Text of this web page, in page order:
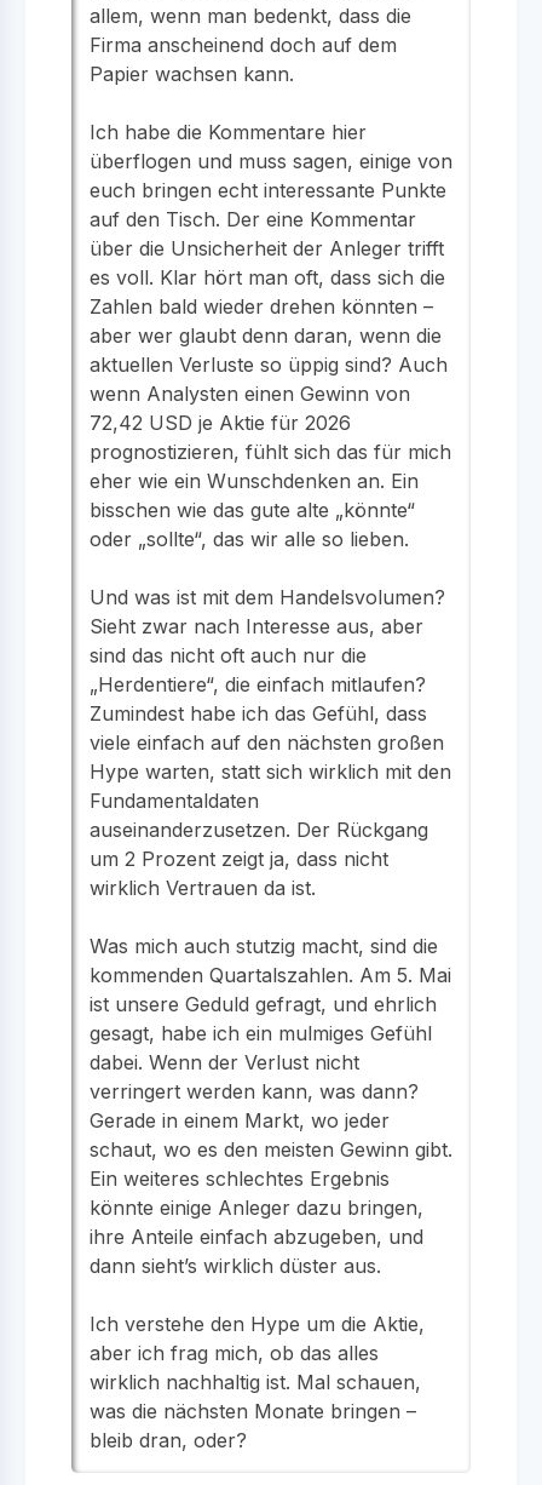
allem, wenn man bedenkt, dass die
Firma anscheinend doch auf dem
Papier wachsen kann.
Ich habe die Kommentare hier
überflogen und muss sagen, einige von
euch bringen echt interessante Punkte
auf den Tisch. Der eine Kommentar
über die Unsicherheit der Anleger trifft
es voll. Klar hört man oft, dass sich die
Zahlen bald wieder drehen könnten –
aber wer glaubt denn daran, wenn die
aktuellen Verluste so üppig sind? Auch
wenn Analysten einen Gewinn von
72,42 USD je Aktie für 2026
prognostizieren, fühlt sich das für mich
eher wie ein Wunschdenken an. Ein
bisschen wie das gute alte „könnte“
oder „sollte“, das wir alle so lieben.
Und was ist mit dem Handelsvolumen?
Sieht zwar nach Interesse aus, aber
sind das nicht oft auch nur die
„Herdentiere“, die einfach mitlaufen?
Zumindest habe ich das Gefühl, dass
viele einfach auf den nächsten großen
Hype warten, statt sich wirklich mit den
Fundamentaldaten
auseinanderzusetzen. Der Rückgang
um 2 Prozent zeigt ja, dass nicht
wirklich Vertrauen da ist.
Was mich auch stutzig macht, sind die
kommenden Quartalszahlen. Am 5. Mai
ist unsere Geduld gefragt, und ehrlich
gesagt, habe ich ein mulmiges Gefühl
dabei. Wenn der Verlust nicht
verringert werden kann, was dann?
Gerade in einem Markt, wo jeder
schaut, wo es den meisten Gewinn gibt.
Ein weiteres schlechtes Ergebnis
könnte einige Anleger dazu bringen,
ihre Anteile einfach abzugeben, und
dann sieht’s wirklich düster aus.
Ich verstehe den Hype um die Aktie,
aber ich frag mich, ob das alles
wirklich nachhaltig ist. Mal schauen,
was die nächsten Monate bringen –
bleib dran, oder?